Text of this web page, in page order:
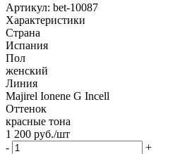
Артикул: bet-10087
Характеристики
Страна
Испания
Пол
женский
Линия
Majirel Ionene G Incell
Оттенок
красные тона
1 200 руб./шт
-
+